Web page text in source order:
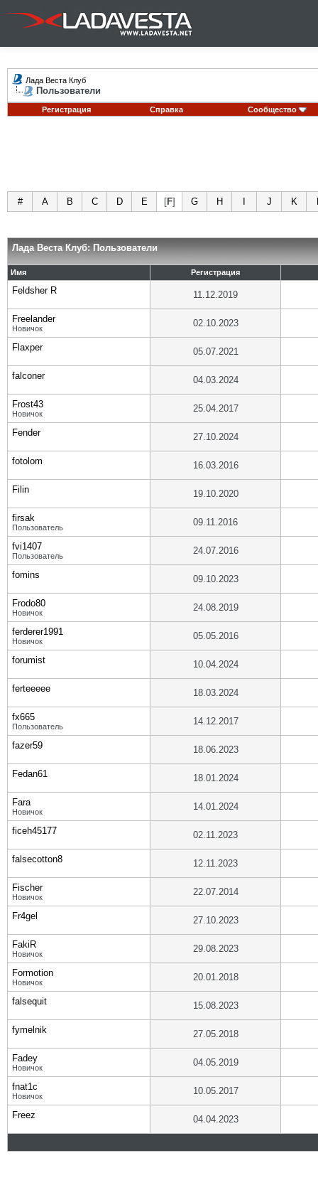
Лада Веста Клуб
Пользователи
Регистрация Справка Сообщество
# A B C D E [F] G H J K
Лада Веста Клуб: Пользователи
Имя Регистрация
Feldsher R 11.12.2019
Freelander
Новичок 02.10.2023
Flaxper 05.07.2021
falconer 04.03.2024
Frost43
Новичок 25.04.2017
Fender 27.10.2024
fotolom 16.03.2016
Filin 19.10.2020
firsak
Пользователь 09.11.2016
fvi1407
Пользователь 24.07.2016
fomins 09.10.2023
Frodo80
Новичок 24.08.2019
ferderer1991
Новичок 05.05.2016
forumist 10.04.2024
ferteeeee 18.03.2024
fx665
Пользователь 14.12.2017
fazer59 18.06.2023
Fedan61 18.01.2024
Fara
Новичок 14.01.2024
ficeh45177 02.11.2023
falsecotton8 12.11.2023
Fischer
Новичок 22.07.2014
Fr4gel 27.10.2023
FakiR
Новичок 29.08.2023
Formotion
Новичок 20.01.2018
falsequit 15.08.2023
fymelnik 27.05.2018
Fadey
Новичок 04.05.2019
fnat1c
Новичок 10.05.2017
Freez 04.04.2023